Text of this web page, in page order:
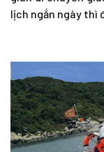
lịch ngắn ngày thì